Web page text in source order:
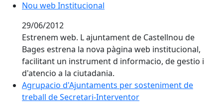
Nou web Institucional
29/06/2012
Estrenem web. L ajuntament de Castellnou de
Bages estrena la nova pàgina web institucional,
facilitant un instrument d informacio, de gestio i
d'atencio a la ciutadania.
Agrupacio d'Ajuntaments per sosteniment de
treball de Secretari-Interventor